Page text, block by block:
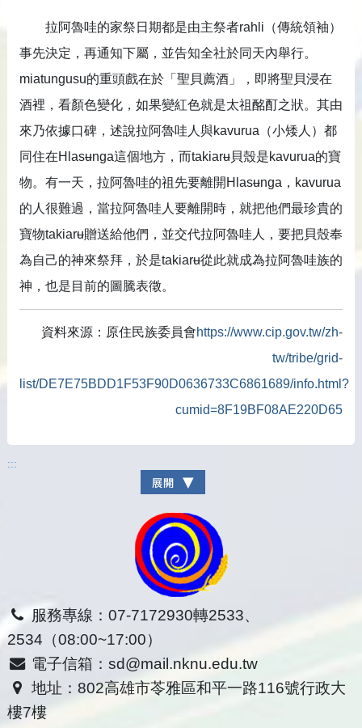
拉阿魯哇的家祭日期都是由主祭者rahli（傳統領袖）
事先決定，再通知下屬，並告知全社於同天內舉行。
miatungusu的重頭戲在於「聖貝薦酒」，即將聖貝浸在
酒裡，看顏色變化，如果變紅色就是太祖酩酊之狀。其由
來乃依據口碑，述說拉阿魯哇人與kavurua（小矮人）都
同住在Hlasʉnga這個地方，而takiarʉ貝殼是kavurua的寶
物。有一天，拉阿魯哇的祖先要離開Hlasʉnga，kavurua
的人很難過，當拉阿魯哇人要離開時，就把他們最珍貴的
寶物takiarʉ贈送給他們，並交代拉阿魯哇人，要把貝殼奉
為自己的神來祭拜，於是takiarʉ從此就成為拉阿魯哇族的
神，也是目前的圖騰表徵。
資料來源：原住民族委員會https://www.cip.gov.tw/zh-
tw/tribe/grid-
list/DE7E75BDD1F53F90D0636733C6861689/info.html?
cumid=8F19BF08AE220D65
:::
服務專線：07-7172930轉2533、
2534（08:00~17:00）
電子信箱：sd@mail.nknu.edu.tw
地址：802高雄市苓雅區和平一路116號行政大
樓7樓